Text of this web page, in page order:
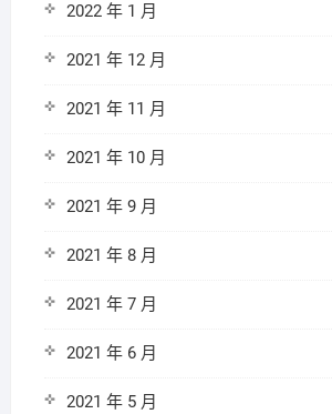
2022 年 1 月
2021 年 12 月
2021 年 11 月
2021 年 10 月
2021 年 9 月
2021 年 8 月
2021 年 7 月
2021 年 6 月
2021 年 5 月